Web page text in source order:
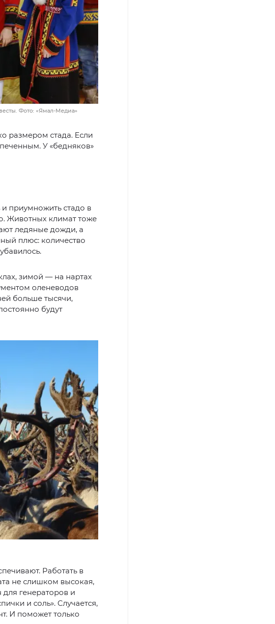
Фото: «Ямал-Медиа»
размером стада. Если
У «бедняков»
приумножить стадо в
Животных климат тоже
ледяные дожди, а
плюс: количество
зимой — на нартах
оленеводов
больше тысячи,
будут
Работать в
не слишком высокая,
для генераторов и
и соль». Случается,
И поможет только